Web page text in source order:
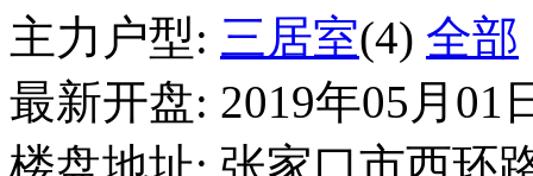
主力户型: 三居室(4) 全部
最新开盘: 2019年05月01
楼盘地址: 张家口市西环